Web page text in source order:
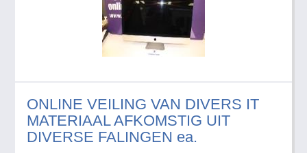
ONLINE VEILING VAN DIVERS IT
MATERIAAL AFKOMSTIG UIT
DIVERSE FALINGEN ea.